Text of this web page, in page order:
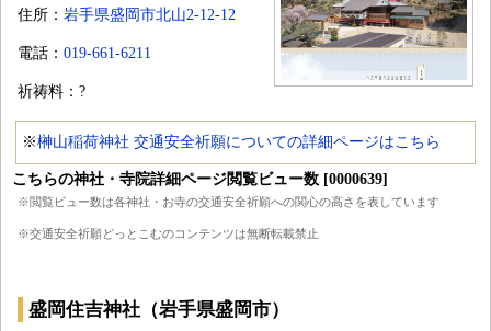
住所： 岩手県盛岡市北山2-12-12
電話： 019-661-6211
祈祷料：?
※榊山稲荷神社 交通安全祈願についての詳細ページはこちら
こちらの神社・寺院詳細ページ閲覧ビュー数 [0000639]
※閲覧ビュー数は各神社・お寺の交通安全祈願への関心の高さを表しています
※交通安全祈願どっとこむのコンテンツは無断転載禁止
盛岡住吉神社（岩手県盛岡市）